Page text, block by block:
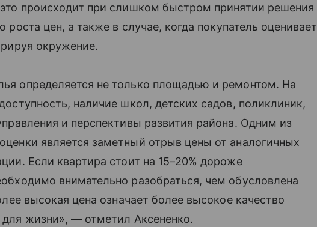
происходит при слишком быстром принятии решения
роста цен, а также в случае, когда покупатель оценивает
окружение.
определяется не только площадью и ремонтом. На
наличие школ, детских садов, поликлиник,
и перспективы развития района. Одним из
является заметный отрыв цены от аналогичных
Если квартира стоит на 15–20% дороже
внимательно разобраться, чем обусловлена
высокая цена означает более высокое качество
жизни», — отметил Аксененко.